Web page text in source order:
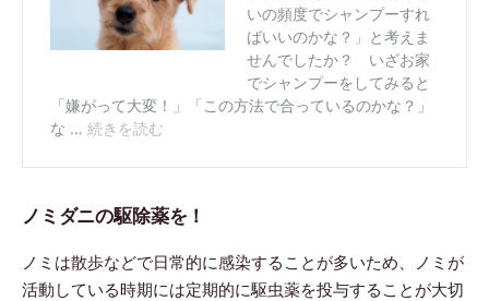
ノミダニの駆除薬を！
ノミは散歩などで日常的に感染することが多いため、ノミが
活動している時期には定期的に駆虫薬を投与することが大切